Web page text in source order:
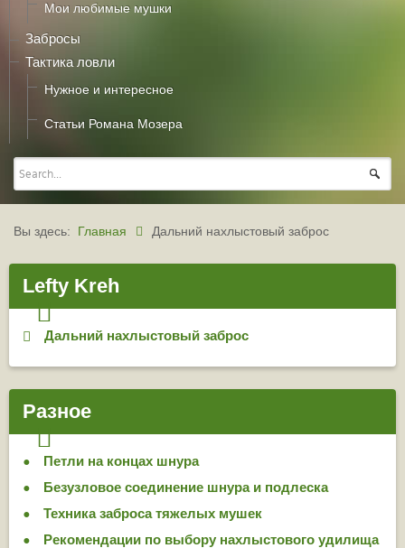
Мои любимые мушки
Забросы
Тактика ловли
Нужное и интересное
Статьи Романа Мозера
Вы здесь: Главная Дальний нахлыстовый заброс
Lefty Kreh
Дальний нахлыстовый заброс
Разное
Петли на концах шнура
Безузловое соединение шнура и подлеска
Техника заброса тяжелых мушек
Рекомендации по выбору нахлыстового удилища